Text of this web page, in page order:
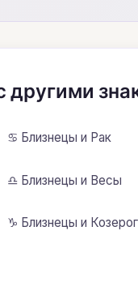
другими
♋ Близнецы и Рак
♎ Близнецы и Весы
♑ Близнецы и Козерог